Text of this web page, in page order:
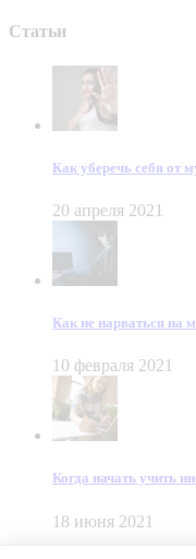
Статьи
Как уберечь себя от
20 апреля 2021
Как не нарваться на
10 февраля 2021
Когда начать учить
18 июня 2021